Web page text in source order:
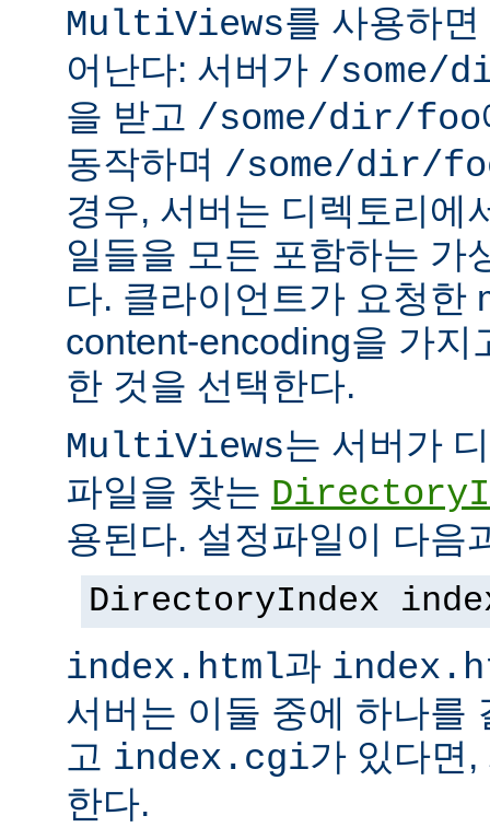
MultiViews를 사용하
어난다: 서버가 /some/
을 받고 /some/dir/foo
동작하며 /some/dir/
경우, 서버는 디렉토리에
일들을 모든 포함하는 가
다. 클라이언트가 요청한
content-encoding을 가지
한 것을 선택한다.
MultiViews는 서버가
파일을 찾는
용된다. 설정파일이 다음
DirectoryIndex
index.html과
서버는 이둘 중에 하나를
고 index.cgi가 있다면
한다.